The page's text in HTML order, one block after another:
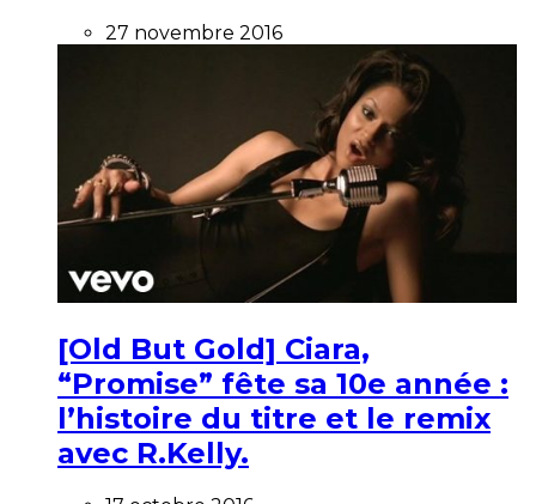
27 novembre 2016
[Old But Gold] Ciara,
“Promise” fête sa 10e année :
l’histoire du titre et le remix
avec R.Kelly.